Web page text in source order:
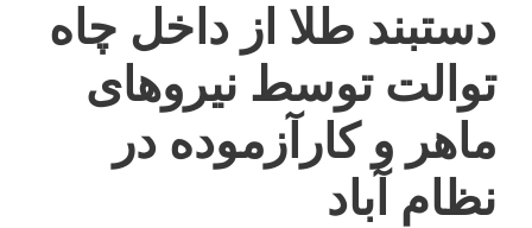
دستبند طلا از داخل چاه
توالت توسط نیروهای
ماهر و کارآزموده در
نظام آباد